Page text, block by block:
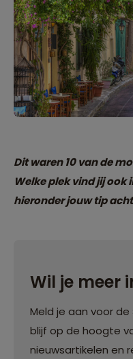
Dit waren 10 van de
Welke plek vind jij ook
hieronder jouw tip
Wil je meer
Meld je aan voor
blijf op de hoogte
nieuwsartikelen en